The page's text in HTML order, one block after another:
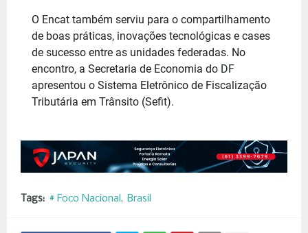
O Encat também serviu para o compartilhamento
de boas práticas, inovações tecnológicas e cases
de sucesso entre as unidades federadas. No
encontro, a Secretaria de Economia do DF
apresentou o Sistema Eletrônico de Fiscalização
Tributária em Trânsito (Sefit).
Tags: # Foco Nacional Brasil